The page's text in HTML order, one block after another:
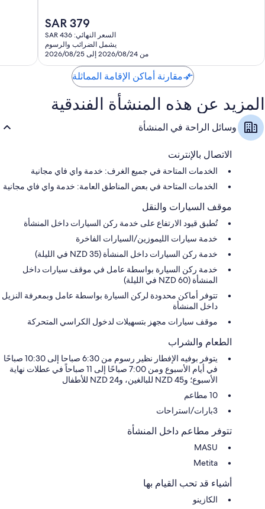
السعر
الحالي
هو
SAR
379
SAR 379
السعر النهائي: SAR 436
يشمل الضرائب والرسوم
من 2026/08/24 إلى 2026/08/25
مقارنة أماكن الإقامة المماثلة
المزيد عن هذه المنشأة الفندقية
وسائل الراحة في المنشأة
الاتصال بالإنترنت
الخدمات المتاحة في جميع الغرف: خدمة واي فاي مجانية
الخدمات المتاحة في بعض المناطق العامة: خدمة واي فاي مجانية
موقف السيارات والنقل
تُطبق قيود الارتفاع على خدمة ركن السيارات داخل المنشأة
خدمة سيارات الليموزين/السيارات الفاخرة
خدمة ركن السيارات داخل المنشأة (NZD 35 في الليلة)
خدمة ركن السيارة بواسطة عامل في موقف سيارات داخل
المنشأة (NZD 60 في الليلة)
تتوفر أماكن محدودة لركن السيارة بواسطة عامل وبمعرفة النزيل
داخل المنشأة
موقف سيارات مجهز بتسهيلات لدخول الكراسي المتحركة
الطعام والشراب
يتوفر بوفيه الإفطار نظير رسوم من 6:30 صباحا إلى 10:30 صباحًا
في أيام الأسبوع ومن 7:00 صباحًا إلى 11 صباحاً في عطلات نهاية
الأسبوع؛ و45 NZD للبالغين، و24 NZD للأطفال
10 مطاعم
3بارات/استراحات
تتوفر مطاعم داخل المنشأة
MASU
Metita
أشياء قد تحب القيام بها
الكازينو